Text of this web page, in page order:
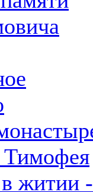
Тимофея
в житии